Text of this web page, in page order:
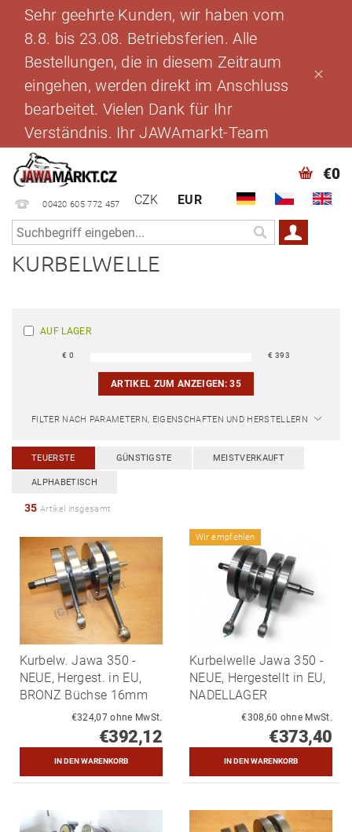
Sehr geehrte Kunden, wir haben vom
8.8. bis 23.08. Betriebsferien. Alle
Bestellungen, die in diesem Zeitraum
eingehen, werden direkt im Anschluss
bearbeitet. Vielen Dank für Ihr
Verständnis. Ihr JAWAmarkt-Team
00420 605 772 457 CZK EUR
€0
KURBELWELLE
AUF LAGER
€0 € 393
ARTIKEL ZUM ANZEIGEN:35
FILTER NACH PARAMETERN, EIGENSCHAFTEN UND HERSTELLERN
TEUERSTE GÜNSTIGSTE MEISTVERKAUFT
ALPHABETISCH
35 Artikel insgesamt
Kurbelw. Jawa 350 -
NEUE, Hergest. in EU,
BRONZ Büchse 16mm
€324,07 ohne MwSt.
€392,12
Wir empfehlen
Kurbelwelle Jawa 350 -
NEUE, Hergestellt in EU,
NADELLAGER
€308,60 ohne MwSt.
€373,40